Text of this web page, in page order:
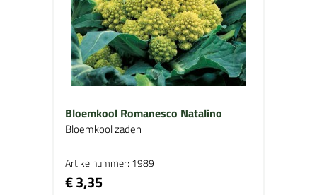
Bloemkool Romanesco Natalino
Bloemkool zaden
Artikelnummer: 1989
€ 3,35